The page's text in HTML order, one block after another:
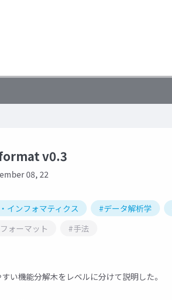
v0.3
08, 22
インフォマティクス #データ解析学
ォーマット #手法
い機能分解木をレベルに分けて説明した。